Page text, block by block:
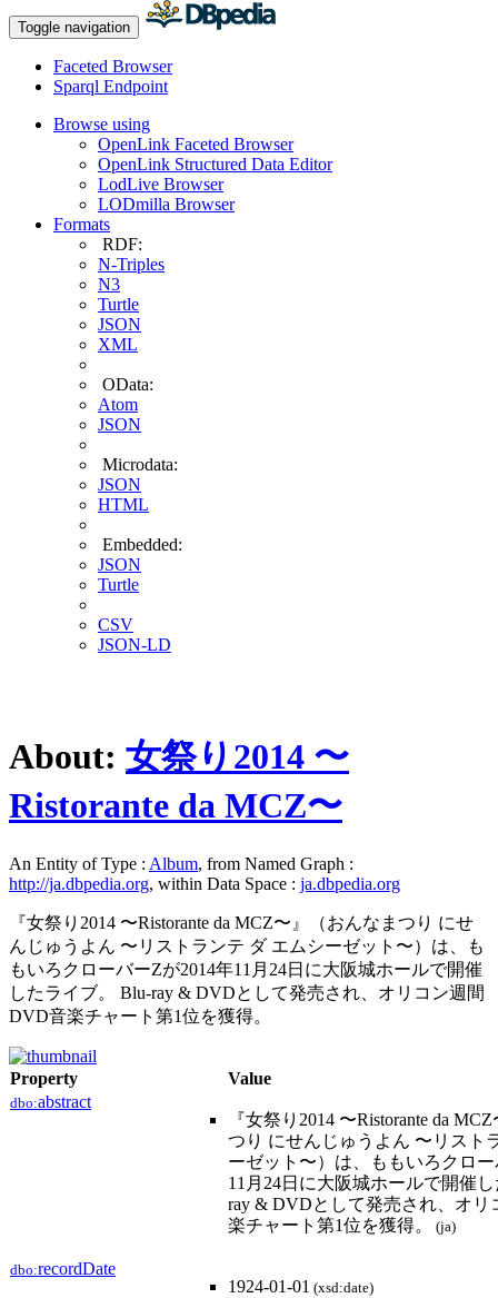
Toggle navigation
Faceted Browser
Sparql Endpoint
Browse using
OpenLink Faceted Browser
OpenLink Structured Data Editor
LodLive Browser
LODmilla Browser
Formats
RDF:
N-Triples
N3
Turtle
JSON
XML
OData:
Atom
JSON
Microdata:
JSON
HTML
Embedded:
JSON
Turtle
CSV
JSON-LD
About: 女祭り2014 〜
Ristorante da MCZ〜
An Entity of Type : Album, from Named Graph :
http://ja.dbpedia.org, within Data Space : ja.dbpedia.org
『女祭り2014 〜Ristorante da MCZ〜』（おんなまつり にせ
んじゅうよん 〜リストランテ ダ エムシーゼット〜）は、も
もいろクローバーZが2014年11月24日に大阪城ホールで開催
したライブ。 Blu-ray & DVDとして発売され、オリコン週間
DVD音楽チャート第1位を獲得。
Property Value
dbo:abstract
『女祭り2014 〜Ristorante da
つり にせんじゅうよん 〜リスト
ーゼット〜）は、ももいろクロ
11月24日に大阪城ホールで開催
ray & DVDとして発売され、オリ
楽チャート第1位を獲得。
(ja)
dbo:recordDate
1924-01-01 (xsd:date)